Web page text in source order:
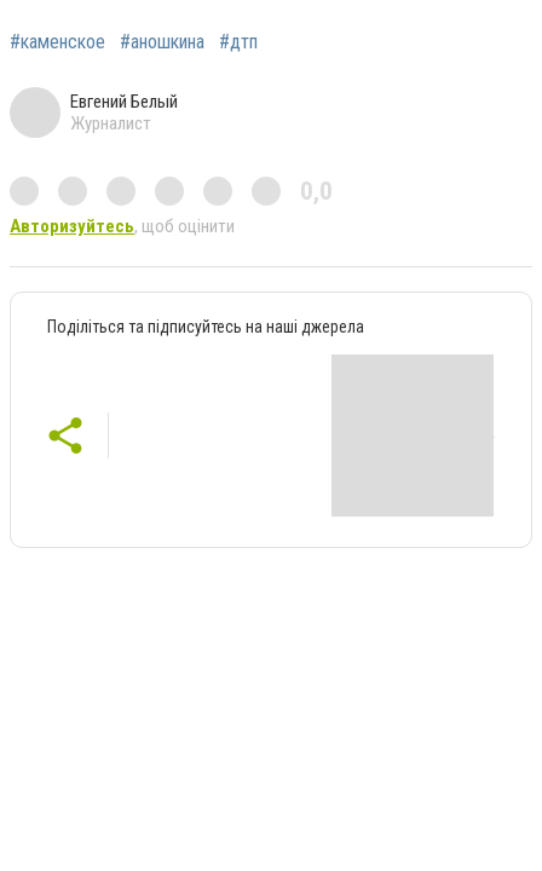
#каменское #аношкина #дтп
Евгений Белый
Журналист
0,0
Авторизуйтесь, щоб оцінити
Поділіться та підписуйтесь на наші джерела